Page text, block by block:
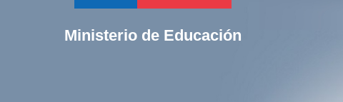
Ministerio de Educación